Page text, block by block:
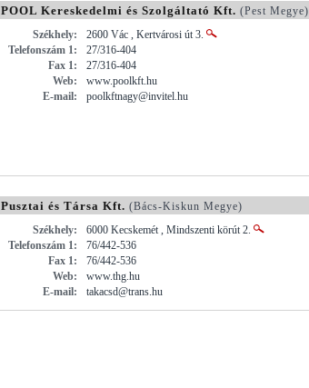
POOL Kereskedelmi és Szolgáltató Kft. (Pest Megye)
Székhely:
2600 Vác , Kertvárosi út 3.
Telefonszám 1:
27/316-404
Fax 1:
27/316-404
Web:
www.poolkft.hu
E-mail:
poolkftnagy@invitel.hu
Pusztai és Társa Kft. (Bács-Kiskun Megye)
Székhely:
6000 Kecskemét , Mindszenti körút 2.
Telefonszám 1:
76/442-536
Fax 1:
76/442-536
Web:
www.thg.hu
E-mail:
takacsd@trans.hu